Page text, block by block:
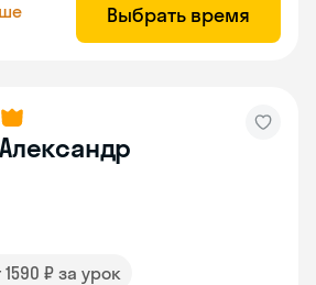
Выбрать время
Александр
1590 ₽ за урок